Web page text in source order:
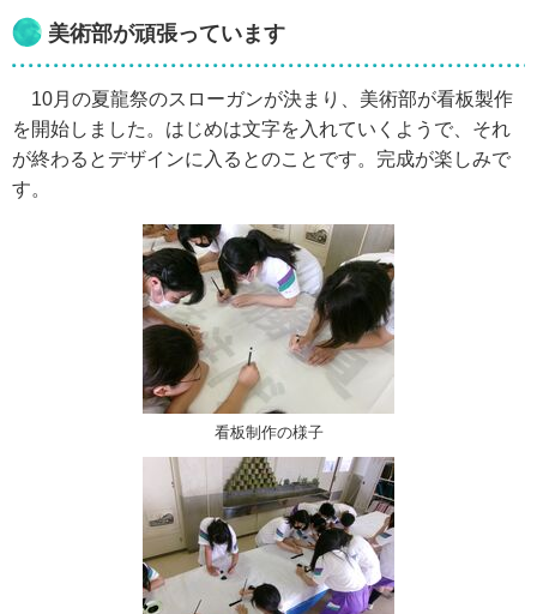
美術部が頑張っています
10月の夏龍祭のスローガンが決まり、美術部が看板製作
を開始しました。はじめは文字を入れていくようで、それ
が終わるとデザインに入るとのことです。完成が楽しみで
す。
看板制作の様子